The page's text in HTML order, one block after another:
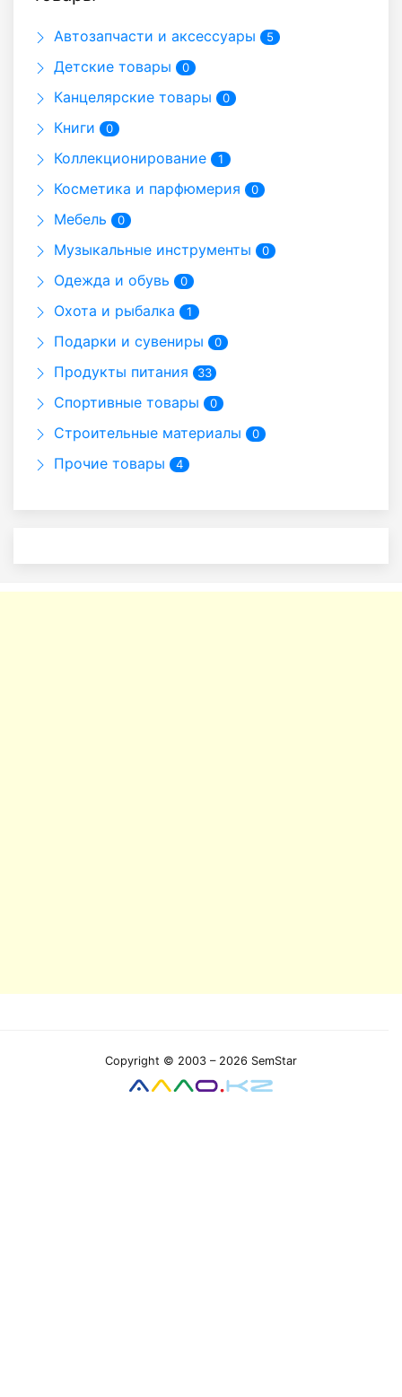
Автозапчасти и аксессуары 5
Детские товары 0
Канцелярские товары 0
Книги 0
Коллекционирование 1
Косметика и парфюмерия 0
Мебель 0
Музыкальные инструменты 0
Одежда и обувь 0
Охота и рыбалка 1
Подарки и сувениры 0
Продукты питания 33
Спортивные товары 0
Строительные материалы 0
Прочие товары 4
Copyright © 2003 – 2026 SemStar